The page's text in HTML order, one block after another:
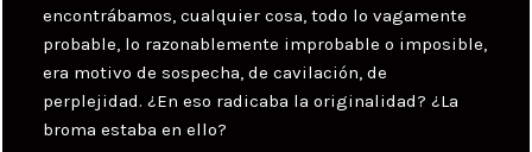
encontrábamos, cualquier cosa, todo lo vagamente
probable, lo razonablemente improbable o imposible,
era motivo de sospecha, de cavilación, de
perplejidad. ¿En eso radicaba la originalidad? ¿La
broma estaba en ello?